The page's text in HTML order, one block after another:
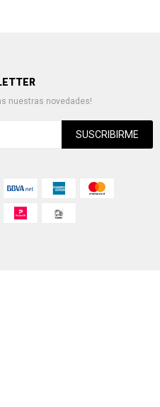
nuestras novedades!
SUSCRIBIRME